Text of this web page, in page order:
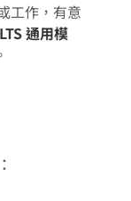
工作，有意
通用模